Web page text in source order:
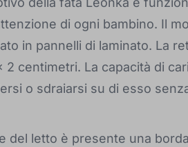
di ogni bambino. Il
in pannelli di laminato. La
centimetri. La capacità di
o sdraiarsi su di esso
del letto è presente una